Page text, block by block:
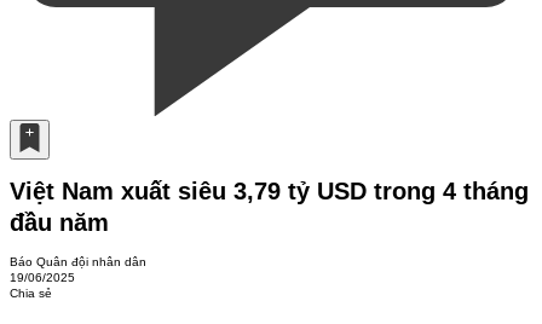
Việt Nam xuất siêu 3,79 tỷ USD trong 4 tháng
đầu năm
Báo Quân đội nhân dân
19/06/2025
Chia sẻ